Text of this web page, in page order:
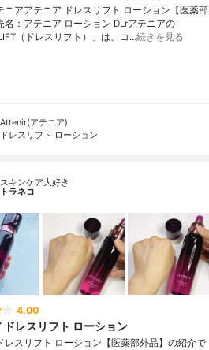
ニアアテニア ドレスリフト ローション【医薬部
名：アテニア ローション DLrアテニアの
LIFT（ドレスリフト）」は、コ…続きを見る
Attenir(アテニア)
ドレスリフト ローション
スキンケア大好き
トラネコ
4.00
ドレスリフト ローション
レスリフト ローション【医薬部外品】の紹介で